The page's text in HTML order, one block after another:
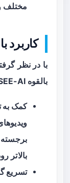
مختلف
کاربرد
با در نظر
بالقوه SEE-AI را چنین دسته‌بندی کرد:
کمک به
برجسته
بالاتر
تسریع